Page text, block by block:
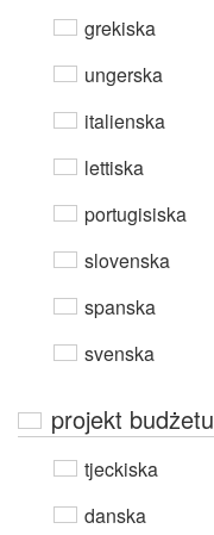
grekiska
ungerska
italienska
lettiska
portugisiska
slovenska
spanska
svenska
projekt budżetu
tjeckiska
danska